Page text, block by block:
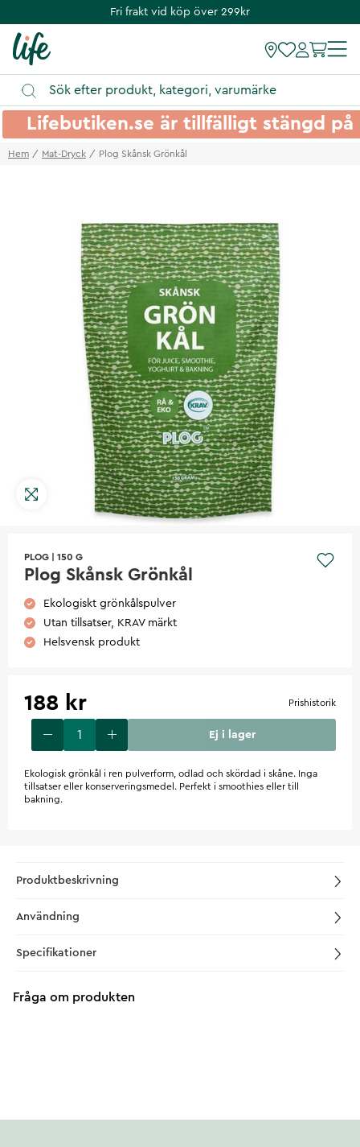
Fri frakt vid köp över 299kr
Lifebutiken.se är tillfälligt stängd
Hem Mat-Dryck Plog Skånsk Grönkål
PLOG 150 G
Plog Skånsk Grönkål
Ekologiskt grönkålspulver
Utan tillsatser, KRAV märkt
Helsvensk produkt
188 kr Prishistorik
Ej i lager
Ekologisk grönkål i ren pulverform, odlad och skördad i skåne. Inga
tillsatser eller konserveringsmedel. Perfekt i smoothies eller till
bakning.
Produktbeskrivning
Användning
Specifikationer
Fråga om produkten